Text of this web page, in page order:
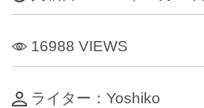
16988 VIEWS
ライター：Yoshiko